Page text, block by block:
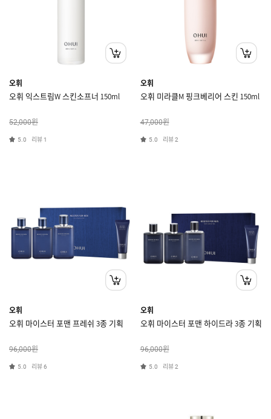
오휘
오휘 익스트림W 스킨소프너 150ml
52,000원
5.0 리뷰 1
오휘
오휘 미라클M 핑크베리어 스킨 150ml
47,000원
5.0 리뷰2
오휘
오휘 마이스터 포맨 프레쉬 3종 기획
96,000원
5.0 리뷰6
오휘
오휘 마이스터 포맨 하이드라 3종 기획
96,000원
5.0 리뷰2